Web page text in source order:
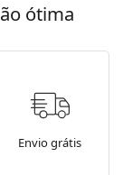
ótima
Envio grátis